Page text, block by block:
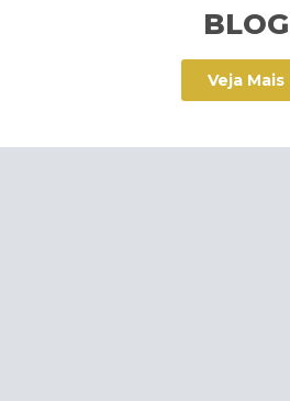
BLOG
Veja Mais